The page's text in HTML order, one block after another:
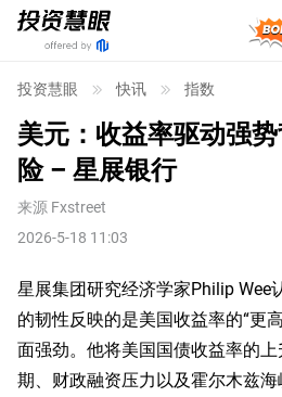
投资慧眼 快讯 指数
美元：收益率驱动强
险 – 星展银行
来源 Fxstreet
2026-5-18 11:03
星展集团研究经济学家Philip Wee
的韧性反映的是美国收益率的“更
面强劲。他将美国国债收益率的
期、财政融资压力以及霍尔木兹